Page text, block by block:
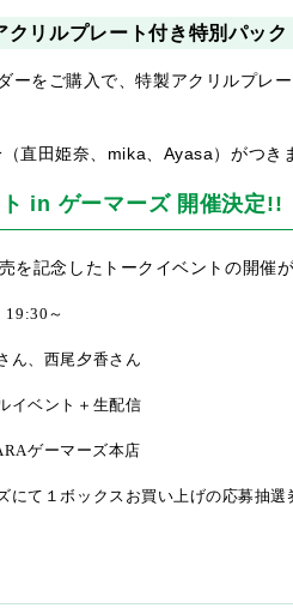
クリルプレート付き特別パック
ーをご購入で、特製アクリルプレ
直田姫奈、mika、Ayasa）がつき
in ゲーマーズ 開催決定!!
を記念したトークイベントの開催
19:30 ～
ん、西尾夕香さん
イベント＋生配信
ゲーマーズ本店
にて１ボックスお買い上げの応募抽選